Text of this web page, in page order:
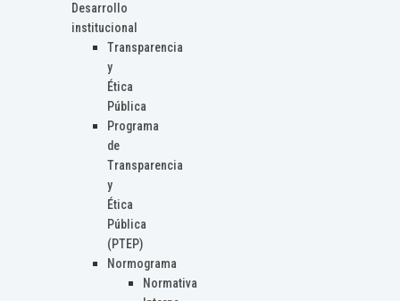
Desarrollo
institucional
Transparencia
y
Ética
Pública
Programa
de
Transparencia
y
Ética
Pública
(PTEP)
Normograma
Normativa